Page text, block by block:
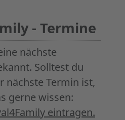
- Termine
nächste
Solltest du
nächste Termin ist,
gerne wissen:
eintragen.